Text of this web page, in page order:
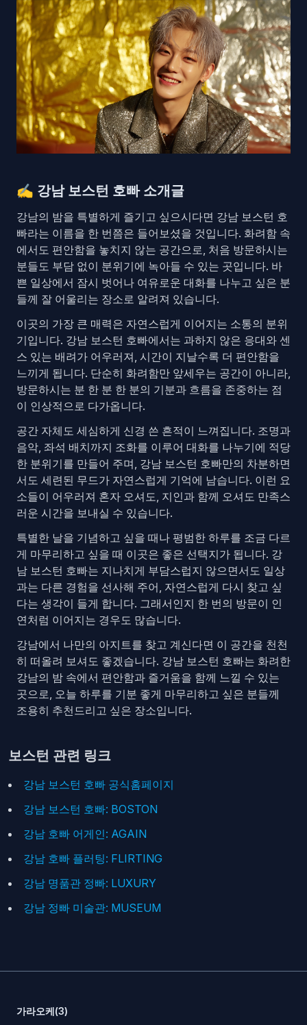
✍️ 강남 보스턴 호빠 소개글
강남의 밤을 특별하게 즐기고 싶으시다면 강남 보스턴 호
빠라는 이름을 한 번쯤은 들어보셨을 것입니다. 화려함 속
에서도 편안함을 놓치지 않는 공간으로, 처음 방문하시는
분들도 부담 없이 분위기에 녹아들 수 있는 곳입니다. 바
쁜 일상에서 잠시 벗어나 여유로운 대화를 나누고 싶은 분
들께 잘 어울리는 장소로 알려져 있습니다.
이곳의 가장 큰 매력은 자연스럽게 이어지는 소통의 분위
기입니다. 강남 보스턴 호빠에서는 과하지 않은 응대와 센
스 있는 배려가 어우러져, 시간이 지날수록 더 편안함을
느끼게 됩니다. 단순히 화려함만 앞세우는 공간이 아니라,
방문하시는 분 한 분 한 분의 기분과 흐름을 존중하는 점
이 인상적으로 다가옵니다.
공간 자체도 세심하게 신경 쓴 흔적이 느껴집니다. 조명과
음악, 좌석 배치까지 조화를 이루어 대화를 나누기에 적당
한 분위기를 만들어 주며, 강남 보스턴 호빠만의 차분하면
서도 세련된 무드가 자연스럽게 기억에 남습니다. 이런 요
소들이 어우러져 혼자 오셔도, 지인과 함께 오셔도 만족스
러운 시간을 보내실 수 있습니다.
특별한 날을 기념하고 싶을 때나 평범한 하루를 조금 다르
게 마무리하고 싶을 때 이곳은 좋은 선택지가 됩니다. 강
남 보스턴 호빠는 지나치게 부담스럽지 않으면서도 일상
과는 다른 경험을 선사해 주어, 자연스럽게 다시 찾고 싶
다는 생각이 들게 합니다. 그래서인지 한 번의 방문이 인
연처럼 이어지는 경우도 많습니다.
강남에서 나만의 아지트를 찾고 계신다면 이 공간을 천천
히 떠올려 보셔도 좋겠습니다. 강남 보스턴 호빠는 화려한
강남의 밤 속에서 편안함과 즐거움을 함께 느낄 수 있는
곳으로, 오늘 하루를 기분 좋게 마무리하고 싶은 분들께
조용히 추천드리고 싶은 장소입니다.
보스턴 관련 링크
강남 보스턴 호빠 공식홈페이지
강남 보스턴 호빠: BOSTON
강남 호빠 어게인: AGAIN
강남 호빠 플러팅: FLIRTING
강남 명품관 정빠: LUXURY
강남 정빠 미술관: MUSEUM
가라오케(3)